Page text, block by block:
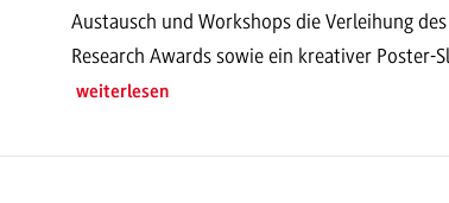
Austausch und Workshops die Verleihung
Research Awards sowie ein kreativer Poster-
weiterlesen